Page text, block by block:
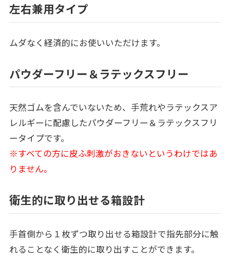
左右兼用タイプ
ムダなく経済的にお使いいただけます。
パウダーフリー＆ラテックスフリー
天然ゴムを含んでいないため、手荒れやラテックスア
レルギーに配慮したパウダーフリー＆ラテックスフリ
ータイプです。
※すべての方に皮ふ刺激がおきないというわけではあ
りません。
衛生的に取り出せる箱設計
手首側から１枚ずつ取り出せる箱設計で指先部分に触
れることなく衛生的に取り出すことができます。